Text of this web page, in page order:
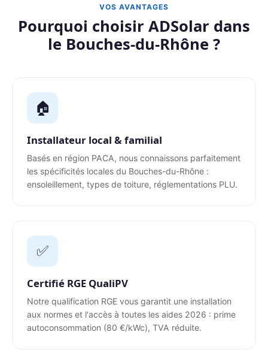
VOS AVANTAGES
Pourquoi choisir ADSolar dans
le Bouches-du-Rhône ?
🏠
Installateur local & familial
Basés en région PACA, nous connaissons parfaitement
les spécificités locales du Bouches-du-Rhône :
ensoleillement, types de toiture, réglementations PLU.
✅
Certifié RGE QualiPV
Notre qualification RGE vous garantit une installation
aux normes et l'accès à toutes les aides 2026 : prime
autoconsommation (80 €/kWc), TVA réduite.